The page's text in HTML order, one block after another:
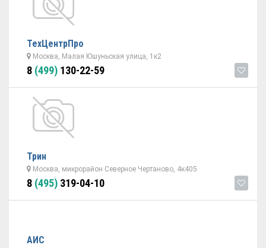
ТехЦентрПро
Москва, Малая Юшуньская улица, 1к2
8 (499) 130-22-59
Трин
Москва, микрорайон Северное Чертаново, 4к405
8 (495) 319-04-10
АИС